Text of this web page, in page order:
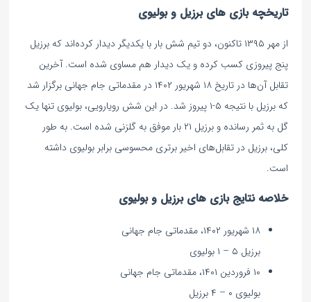
تاریخچه بازی های برزیل و بولیوی
از مهر ۱۳۹۵ تاکنون، دو تیم شش بار با یکدیگر دیدار کرده‌اند که برزیل
پنج پیروزی کسب کرده و یک دیدار هم مساوی شده است. آخرین
تقابل آن‌ها در تاریخ ۱۸ شهریور ۱۴۰۲ در مقدماتی جام جهانی برگزار شد
که برزیل با نتیجه ۵-۱ پیروز شد. در این شش رویارویی، بولیوی تنها یک
گل به ثمر رسانده و برزیل ۲۱ بار موفق به گلزنی شده است. به طور
کلی، برزیل در تقابل‌های اخیر برتری محسوسی برابر بولیوی داشته
است.
خلاصه نتایج بازی های برزیل و بولیوی
۱۸ شهریور ۱۴۰۲، مقدماتی جام جهانی
برزیل ۵ – ۱ بولیوی
۱۰ فروردین ۱۴۰۱، مقدماتی جام جهانی
بولیوی ۰ – ۴ برزیل